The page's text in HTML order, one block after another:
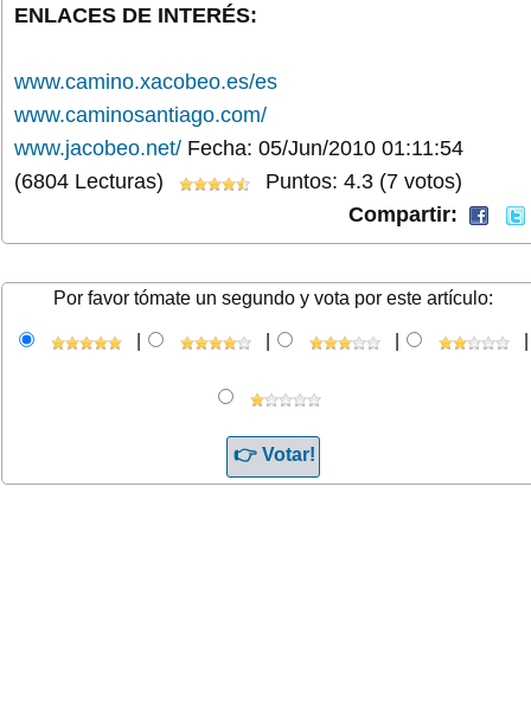
ENLACES DE INTERÉS:
www.camino.xacobeo.es/es
www.caminosantiago.com/
www.jacobeo.net/ Fecha: 05/Jun/2010 01:11:54
(6804 Lecturas)
Puntos: 4.3 (7 votos)
Compartir:
Por favor tómate un segundo y vota por este artículo: